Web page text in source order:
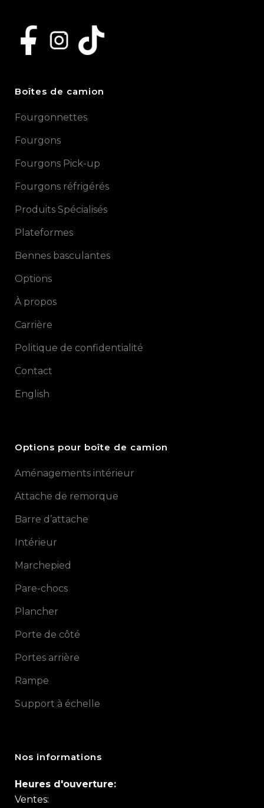
Boîtes de camion
Fourgonnettes
Fourgons
Fourgons Pick-up
Fourgons réfrigérés
Produits Spécialisés
Plateformes
Bennes basculantes
Options
À propos
Carrière
Politique de confidentialité
Contact
English
Options pour boîte de camion
Aménagements intérieur
Attache de remorque
Barre d’attache
Intérieur
Marchepied
Pare-chocs
Plancher
Porte de côté
Portes arrière
Rampe
Support à échelle
Nos informations
Heures d'ouverture:
Ventes: